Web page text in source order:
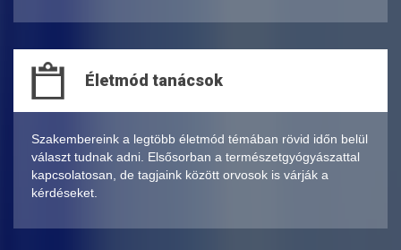
Életmód tanácsok
Szakembereink a legtöbb életmód témában rövid időn belül
választ tudnak adni. Elsősorban a természetgyógyászattal
kapcsolatosan, de tagjaink között orvosok is várják a
kérdéseket.